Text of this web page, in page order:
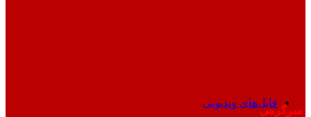
فایل‌های ویدیویی
سرگرمی